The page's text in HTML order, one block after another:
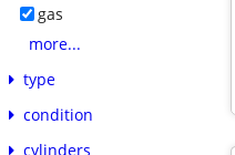
gas
more...
type
condition
cylinders